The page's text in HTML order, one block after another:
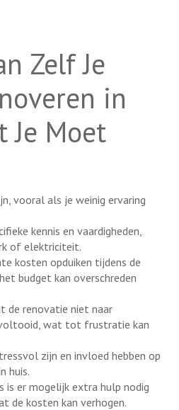
Zelf Je
in
Je Moet
vooral als je weinig ervaring
kennis en vaardigheden,
of elektriciteit.
kosten opduiken tijdens de
budget kan overschreden
de renovatie niet naar
wat tot frustratie kan
zijn en invloed hebben op
huis.
is er mogelijk extra hulp nodig
de kosten kan verhogen.